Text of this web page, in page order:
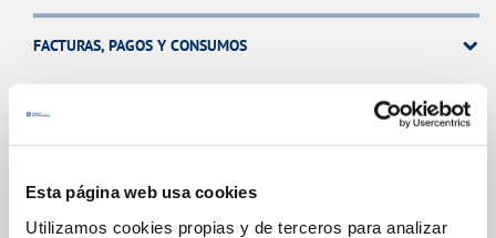
Esta página web usa cookies
Utilizamos cookies propias y de terceros para analizar
FACTURAS, PAGOS Y CONSUMOS
MODIFICACIÓN DE DATOS
INCIDENCIAS